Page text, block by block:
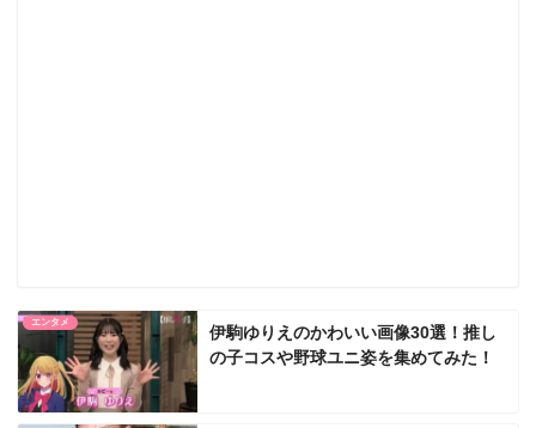
エンタメ
伊駒ゆりえのかわいい画像30選！推し
の子コスや野球ユニ姿を集めてみた！